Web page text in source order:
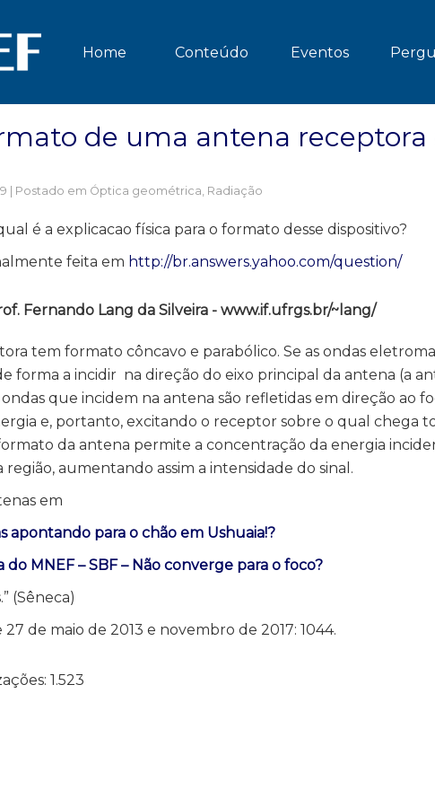
Home Conteúdo Eventos
de uma antena receptora
| Postado em Óptica geométrica, Radiação
é a explicacao física para o formato desse dispositivo?
feita em http://br.answers.yahoo.com/question/
Fernando Lang da Silveira - www.if.ufrgs.br/~lang/
tem formato côncavo e parabólico. Se as ondas
forma a incidir na direção do eixo principal da antena (a
ondas que incidem na antena são refletidas em direção ao
e, portanto, excitando o receptor sobre o qual chega
da antena permite a concentração da energia
aumentando assim a intensidade do sinal.
em
apontando para o chão em Ushuaia!?
MNEF – SBF – Não converge para o foco?
(Sêneca)
de maio de 2013 e novembro de 2017: 1044.
1.523